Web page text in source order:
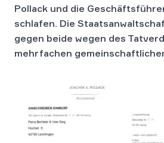
Pollack und die
schlafen. Die
gegen beide wegen des
mehrfachen